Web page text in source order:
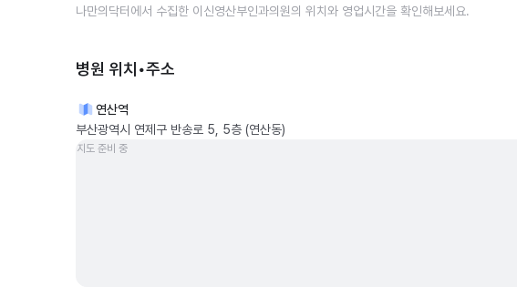
나만의닥터에서 수집한 이신영산부인과의원의 위치와 영업시간을 확인해보세요.
병원 위치•주소
연산역
부산광역시 연제구 반송로 5, 5층 (연산동)
지도 준비 중